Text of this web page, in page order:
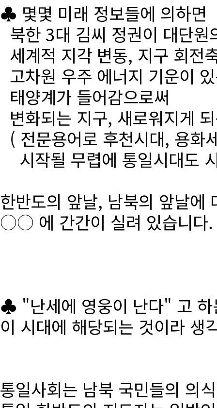
♣ 몇몇 미래 정보들에 의하면
북한 3대 김씨 정권이 대단
세계적 지각 변동, 지구 회전
고차원 우주 에너지 기운이
태양계가 들어감으로써
변화되는 지구, 새로워지게
( 전문용어로 후천시대, 용화
시작될 무렵에 통일시대도
한반도의 앞날, 남북의 앞날에
○○ 에 간간이 실려 있습니다.
♣ "난세에 영웅이 난다" 고 하
이 시대에 해당되는 것이라 생
통일사회는 남북 국민들의 의